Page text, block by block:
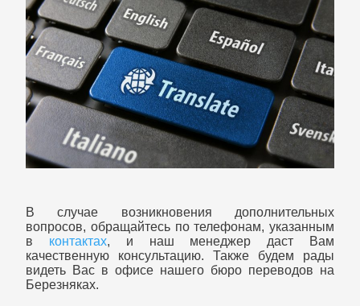
В случае возникновения дополнительных
вопросов, обращайтесь по телефонам, указанным
в контактах, и наш менеджер даст Вам
качественную консультацию. Также будем рады
видеть Вас в офисе нашего бюро переводов на
Березняках.